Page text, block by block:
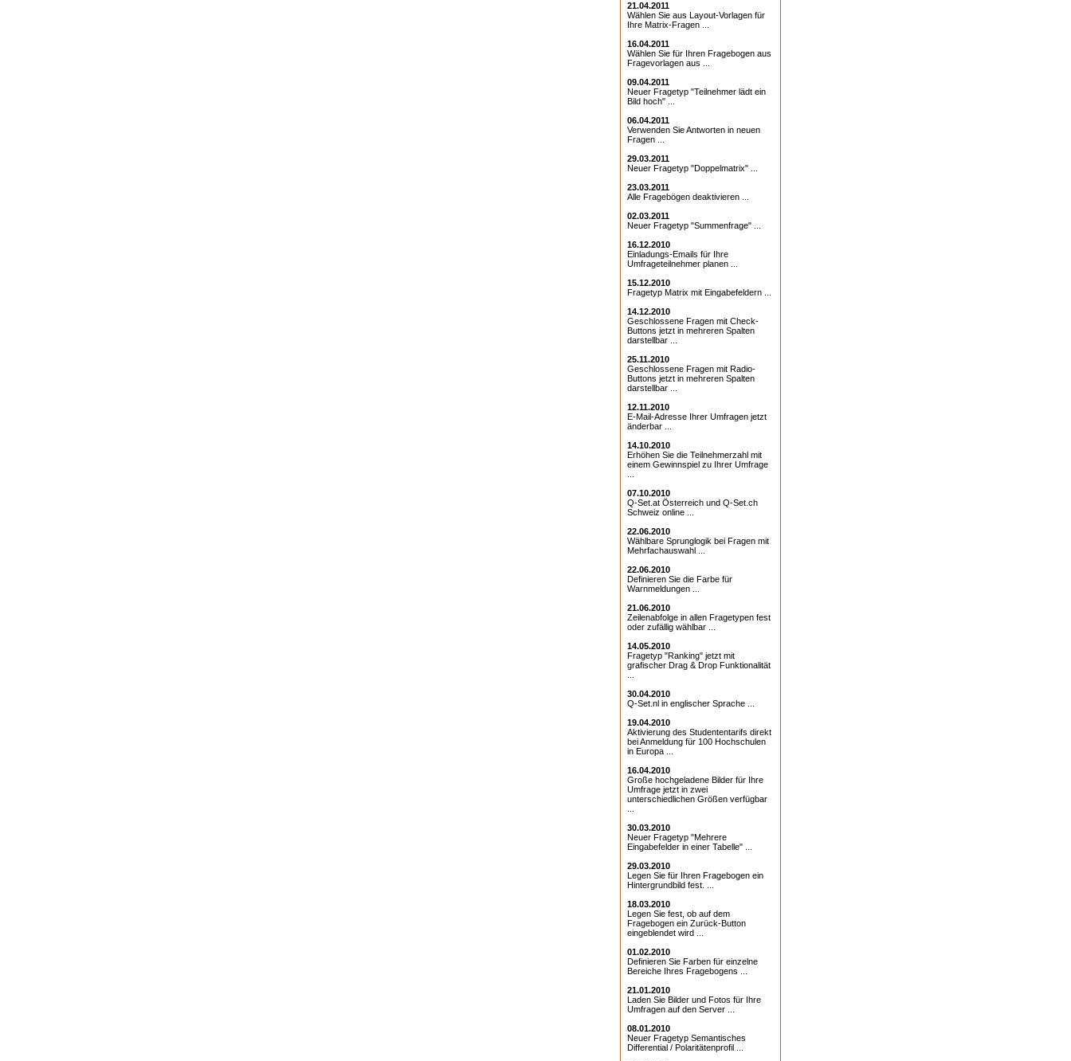
21.04.2011
Wählen Sie aus Layout-Vorlagen für
Ihre Matrix-Fragen ...
16.04.2011
Wählen Sie für Ihren Fragebogen aus
Fragevorlagen aus ...
09.04.2011
Neuer Fragetyp "Teilnehmer lädt ein
Bild hoch" ...
06.04.2011
Verwenden Sie Antworten in neuen
Fragen ...
29.03.2011
Neuer Fragetyp "Doppelmatrix" ...
23.03.2011
Alle Fragebögen deaktivieren ...
02.03.2011
Neuer Fragetyp "Summenfrage" ...
16.12.2010
Einladungs-Emails für Ihre
Umfrageteilnehmer planen ...
15.12.2010
Fragetyp Matrix mit Eingabefeldern ...
14.12.2010
Geschlossene Fragen mit Check-
Buttons jetzt in mehreren Spalten
darstellbar ...
25.11.2010
Geschlossene Fragen mit Radio-
Buttons jetzt in mehreren Spalten
darstellbar ...
12.11.2010
E-Mail-Adresse Ihrer Umfragen jetzt
änderbar ...
14.10.2010
Erhöhen Sie die Teilnehmerzahl mit
einem Gewinnspiel zu Ihrer Umfrage
07.10.2010
Q-Set.at Österreich und Q-Set.ch
Schweiz online ...
22.06.2010
Wählbare Sprunglogik bei Fragen mit
Mehrfachauswahl ...
22.06.2010
Definieren Sie die Farbe für
Warnmeldungen ...
21.06.2010
Zeilenabfolge in allen Fragetypen fest
oder zufällig wählbar ...
14.05.2010
Fragetyp "Ranking" jetzt mit
grafischer Drag & Drop Funktionalität
30.04.2010
Q-Set.nl in englischer Sprache ...
19.04.2010
Aktivierung des Studententarifs direkt
bei Anmeldung für 100 Hochschulen
in Europa ...
16.04.2010
Große hochgeladene Bilder für Ihre
Umfrage jetzt in zwei
unterschiedlichen Größen verfügbar
30.03.2010
Neuer Fragetyp "Mehrere
Eingabefelder in einer Tabelle" ...
29.03.2010
Legen Sie für Ihren Fragebogen ein
Hintergrundbild fest. ...
18.03.2010
Legen Sie fest, ob auf dem
Fragebogen ein Zurück-Button
eingeblendet wird ...
01.02.2010
Definieren Sie Farben für einzelne
Bereiche Ihres Fragebogens ...
21.01.2010
Laden Sie Bilder und Fotos für Ihre
Umfragen auf den Server ...
08.01.2010
Neuer Fragetyp Semantisches
Differential / Polaritätenprofil ...